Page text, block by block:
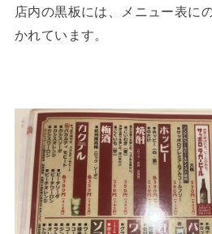
店内の黒板には、メニュー表に
かれています。